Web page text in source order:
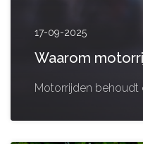
17-09-2025
Waarom
Motorrijden behoudt